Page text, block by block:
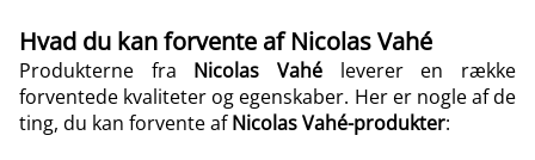
Hvad du kan forvente af Nicolas Vahé
Produkterne fra Nicolas Vahé leverer en række
forventede kvaliteter og egenskaber. Her er nogle af de
ting, du kan forvente afNicolas Vahé-produkter: